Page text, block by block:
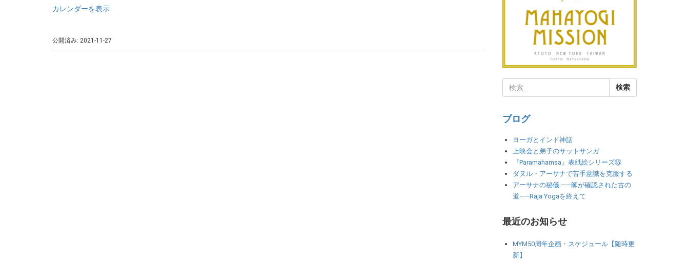
カレンダーを表示
公開済み: 2021-11-27
ブログ
ヨーガとインド神話
上映会と弟子のサットサンガ
『Paramahamsa』表紙絵シリーズ⑮
ダヌル・アーサナで苦手意識を克服する
アーサナの秘儀 ――師が確認された古の
道――Raja Yogaを終えて
最近のお知らせ
MYM50周年企画・スケジュール【随時更
新】